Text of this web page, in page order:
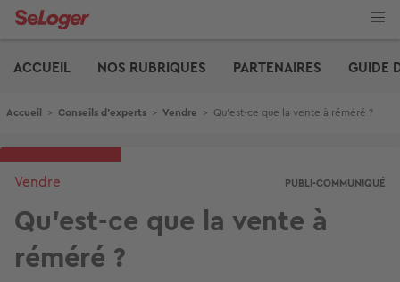
Aller
ACCUEIL
NOS RUBRIQUES PARTENAIRES GUIDE
Fil d'Ariane
Accueil > Conseils d'experts > Vendre > Qu'est-ce que la vente à réméré ?
PUBLI-COMMUNIQUÉ
Vendre
Qu'est-ce que la vente à
réméré ?